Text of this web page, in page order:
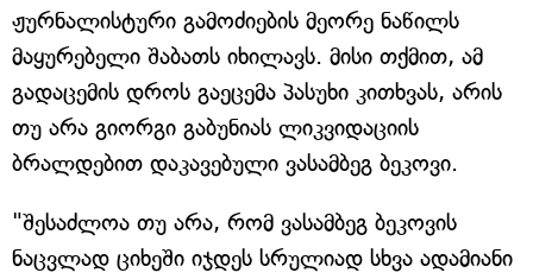
ჟურნალისტური გამოძიების მეორე ნაწილს
მაყურებელი შაბათს იხილავს. მისი თქმით, ამ
გადაცემის დროს გაეცემა პასუხი კითხვას, არის
თუ არა გიორგი გაბუნიას ლიკვიდაციის
ბრალდებით დაკავებული ვასამბეგ ბეკოვი.
"შესაძლოა თუ არა, რომ ვასამბეგ ბეკოვის
ნაცვლად ციხეში იჯდეს სრულიად სხვა ადამიანი